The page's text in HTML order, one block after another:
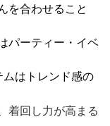
を合わせること
パーティー・イベ
はトレンド感の
着回し力が高まる